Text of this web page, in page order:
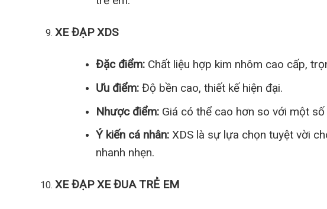
XE ĐẠP XDS
Đặc điểm:Chất liệu hợp kim nhôm cao cấp,
Ưu điểm:Độ bền cao, thiết kế hiện đại.
Nhược điểm:Giá có thể cao hơn so với một số
Ý kiến cá nhân:XDS là sự lựa chọn tuyệt vời
nhanh nhẹn.
XE ĐẠP XE ĐUA TRẺ EM